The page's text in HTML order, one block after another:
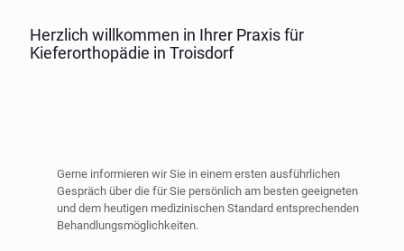
Herzlich willkommen in Ihrer Praxis für
Kieferorthopädie in Troisdorf
Gerne informieren wir Sie in einem ersten ausführlichen
Gespräch über die für Sie persönlich am besten geeigneten
und dem heutigen medizinischen Standard entsprechenden
Behandlungsmöglichkeiten.